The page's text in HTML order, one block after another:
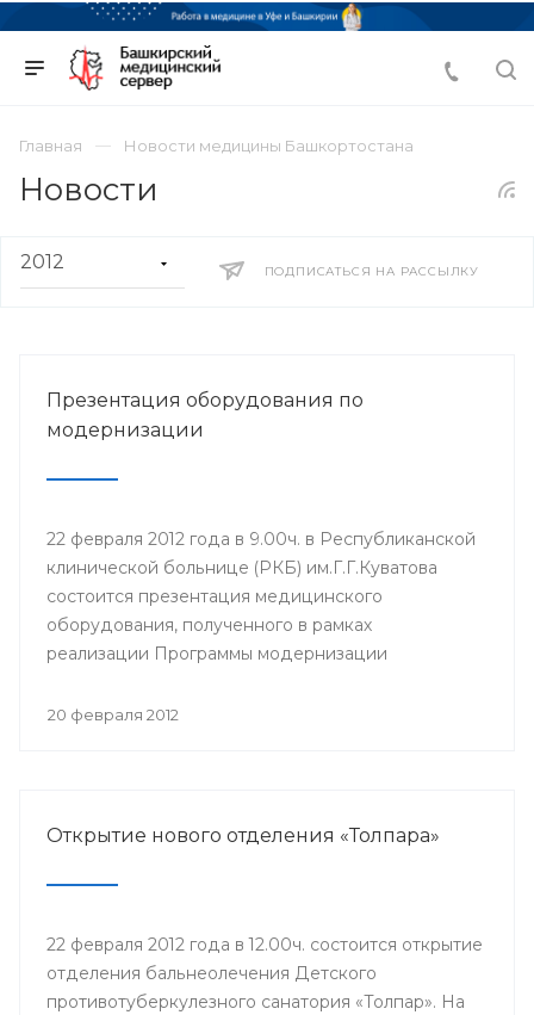
Главная Новости медицины Башкортостана
Новости
ПОДПИСАТЬСЯ НА РАССЫЛКУ
Презентация оборудования по
модернизации
22 февраля 2012 года в 9.00ч. в Республиканской
клинической больнице (РКБ) им.Г.Г.Куватова
состоится презентация медицинского
оборудования, полученного в рамках
реализации Программы модернизации
мероприятии примут участие министр
им.Г.Г.Куватова и другие.
20 февраля 2012
Открытие нового отделения «Толпара»
22 февраля 2012 года в 12.00ч. состоится открытие
отделения бальнеолечения Детского
противотуберкулезного санатория «Толпар». На